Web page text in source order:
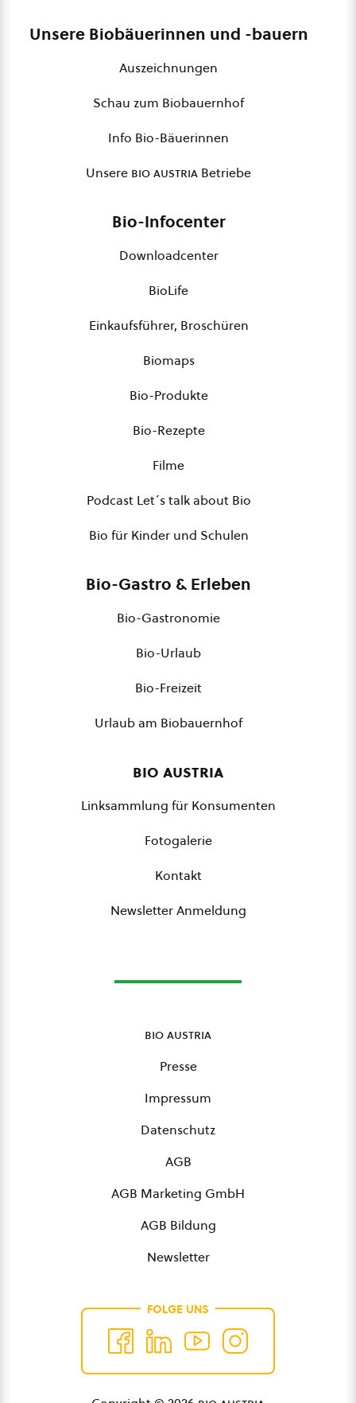
Unsere Biobäuerinnen und -bauern
Auszeichnungen
Schau zum Biobauernhof
Info Bio-Bäuerinnen
Unsere bio austria Betriebe
Bio-Infocenter
Downloadcenter
BioLife
Einkaufsführer, Broschüren
Biomaps
Bio-Produkte
Bio-Rezepte
Filme
Podcast Let´s talk about Bio
Bio für Kinder und Schulen
Bio-Gastro & Erleben
Bio-Gastronomie
Bio-Urlaub
Bio-Freizeit
Urlaub am Biobauernhof
bio austria
Linksammlung für Konsumenten
Fotogalerie
Kontakt
Newsletter Anmeldung
bio austria
Presse
Impressum
Datenschutz
AGB
AGB Marketing GmbH
AGB Bildung
Newsletter
FOLGE UNS